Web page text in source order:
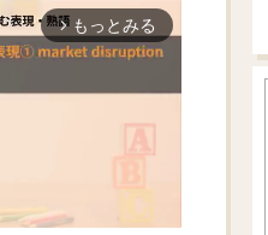
arrow_forward_ios もっとみる